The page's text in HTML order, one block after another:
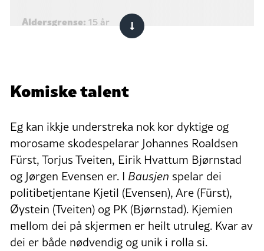
Aldersgrense: 15 år
Episodelengd:24 minuttar
Komiske talent
Eg kan ikkje understreka nok kor dyktige og
morosame skodespelarar Johannes Roaldsen
Fürst, Torjus Tveiten, Eirik Hvattum Bjørnstad
og Jørgen Evensen er. I Bausjen spelar dei
politibetjentane Kjetil (Evensen), Are (Fürst),
Øystein (Tveiten) og PK (Bjørnstad). Kjemien
mellom dei på skjermen er heilt utruleg. Kvar av
dei er både nødvendig og unik i rolla si.